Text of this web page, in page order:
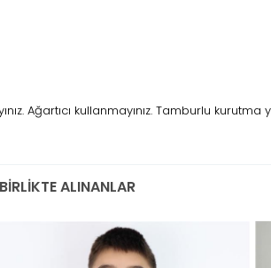
Ağartıcı kullanmayınız. Tamburlu kurutma